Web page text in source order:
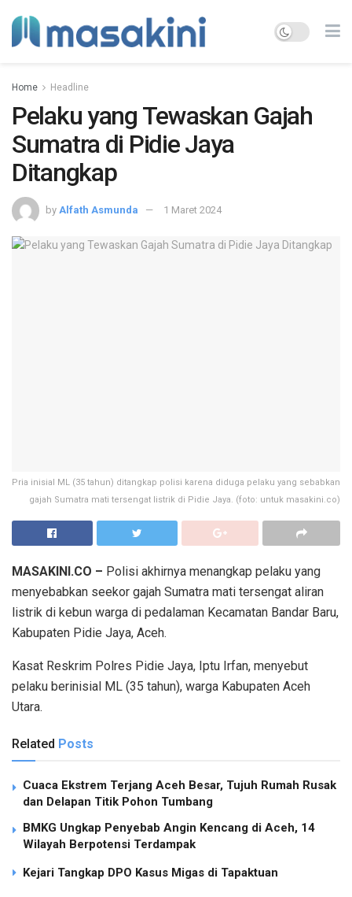
Home Headline
Pelaku yang Tewaskan Gajah
Sumatra di Pidie Jaya
Ditangkap
by Alfath Asmunda 1 Maret 2024
Pria inisial ML (35 tahun) ditangkap polisi karena diduga pelaku yang sebabkan
gajah Sumatra mati tersengat listrik di Pidie Jaya. (foto: untuk masakini.co)
MASAKINI.CO – Polisi akhirnya menangkap pelaku yang
menyebabkan seekor gajah Sumatra mati tersengat aliran
listrik di kebun warga di pedalaman Kecamatan Bandar Baru,
Kabupaten Pidie Jaya, Aceh.
Kasat Reskrim Polres Pidie Jaya, Iptu Irfan, menyebut
pelaku berinisial ML (35 tahun), warga Kabupaten Aceh
Utara.
Related Posts
Cuaca Ekstrem Terjang Aceh Besar, Tujuh Rumah Rusak
dan Delapan Titik Pohon Tumbang
BMKG Ungkap Penyebab Angin Kencang di Aceh, 14
Wilayah Berpotensi Terdampak
Kejari Tangkap DPO Kasus Migas di Tapaktuan